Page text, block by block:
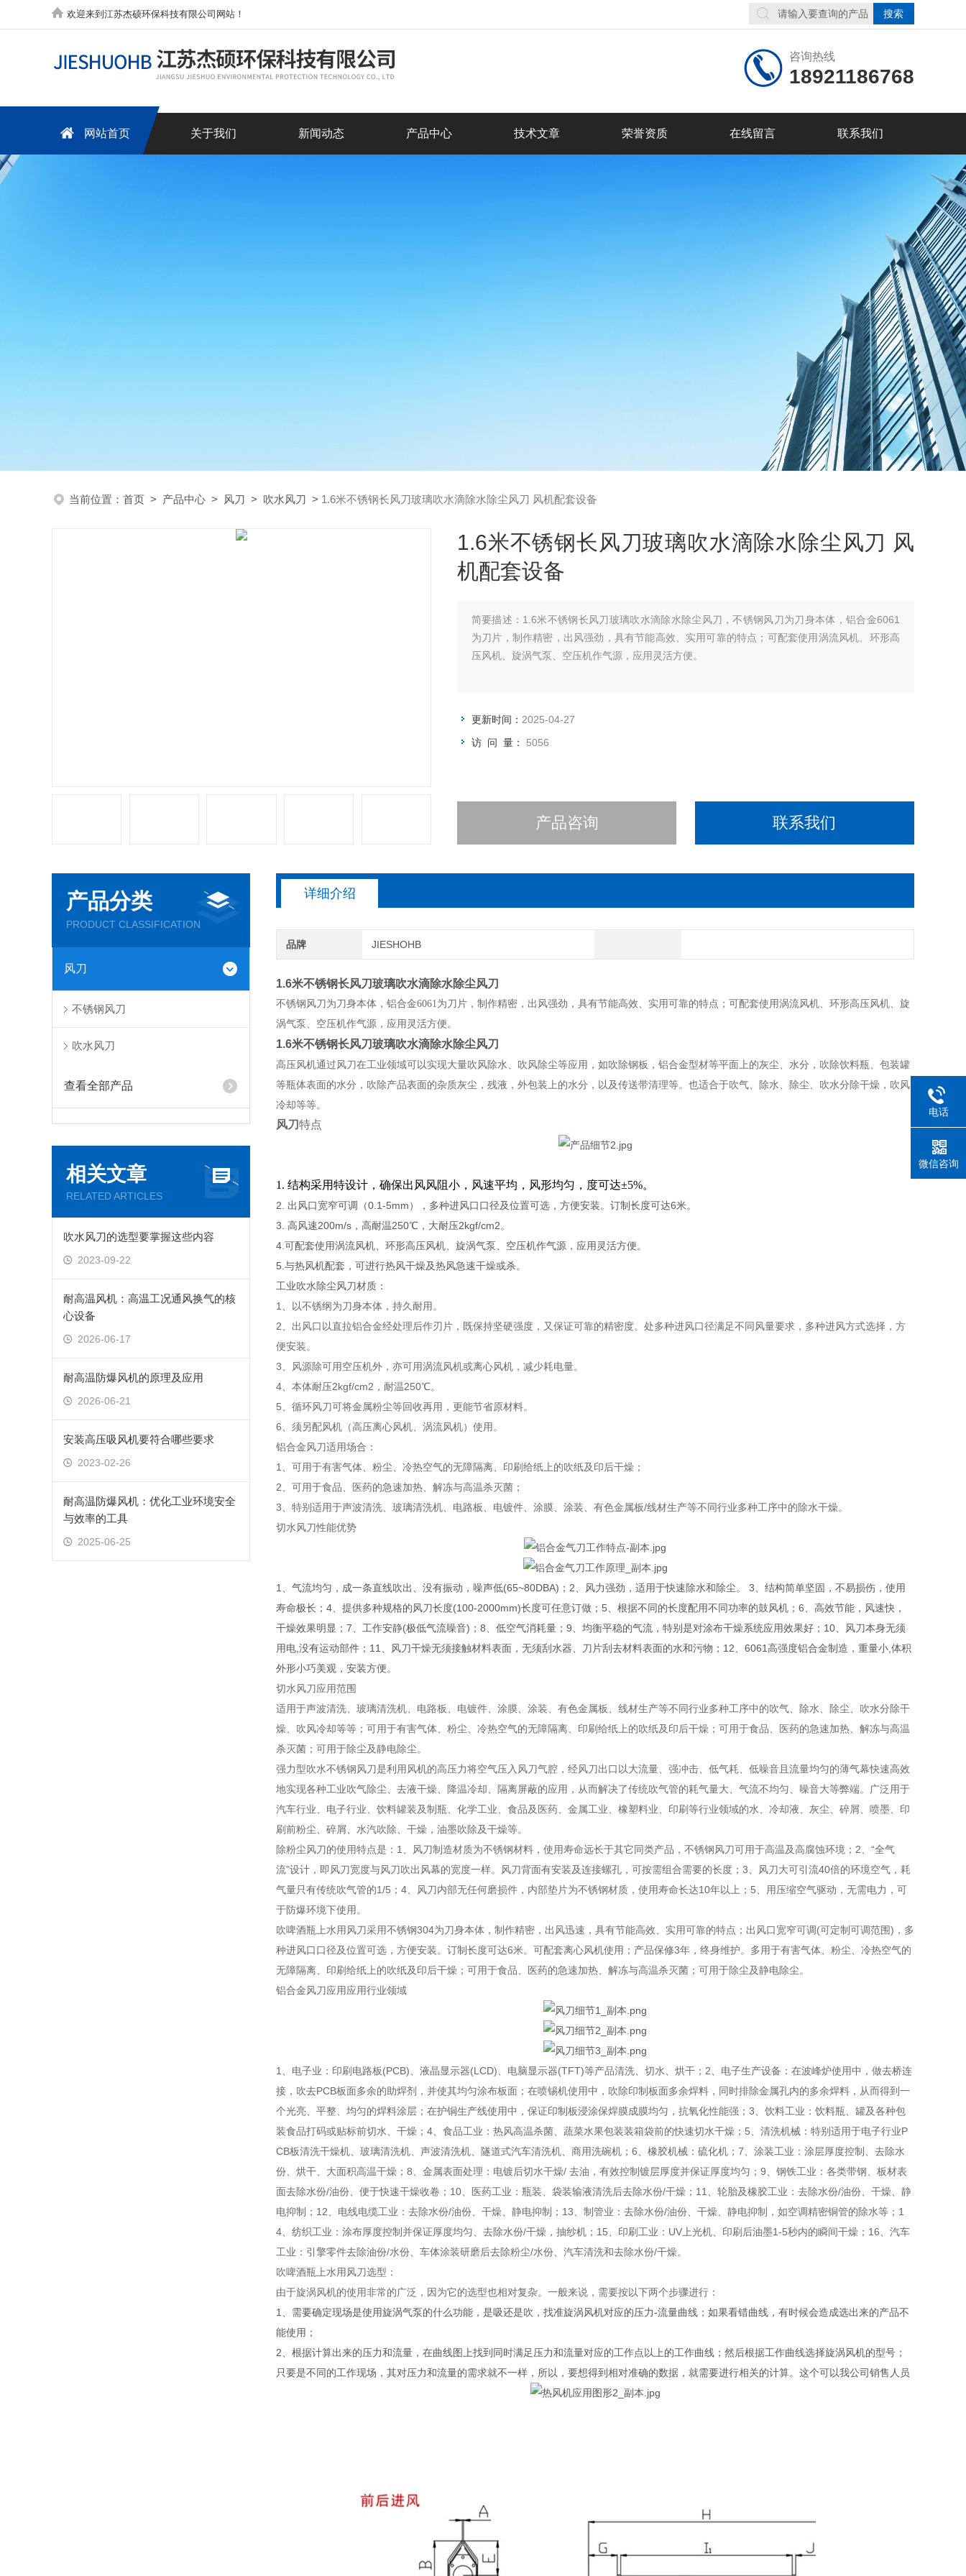
欢迎来到江苏杰硕环保科技有限公司网站！
咨询热线
18921186768
网站首页 关于我们 新闻动态 产品中心 技术文章 荣誉资质 在线留言 联系我们
当前位置： 首页 > 产品中心 > 风刀 > 吹水风刀 > 1.6米不锈钢长风刀玻璃吹水滴除水除尘风刀 风机配套设备
1.6米不锈钢长风刀玻璃吹水滴除水除尘风刀 风
机配套设备
简要描述： 1.6米不锈钢长风刀玻璃吹水滴除水除尘风刀，不锈钢风刀为刀身本体，铝合金6061
为刀片，制作精密，出风强劲，具有节能高效、实用可靠的特点；可配套使用涡流风机、环形高
压风机、旋涡气泵、空压机作气源，应用灵活方便。
更新时间： 2025-04-27
访 问 量： 5056
产品咨询 联系我们
产品分类
PRODUCT CLASSIFICATION
风刀
不锈钢风刀
吹水风刀
查看全部产品
相关文章
RELATED ARTICLES
吹水风刀的选型要掌握这些内容
2023-09-22
耐高温风机：高温工况通风换气的核
心设备
2026-06-17
耐高温防爆风机的原理及应用
2026-06-21
安装高压吸风机要符合哪些要求
2023-02-26
耐高温防爆风机：优化工业环境安全
与效率的工具
2025-06-25
详细介绍
品牌 JIESHOHB
1.6米不锈钢长风刀玻璃吹水滴除水除尘风刀
不锈钢风刀为刀身本体，铝合金6061为刀片，制作精密，出风强劲，具有节能高效、实用可靠的特点；可配套使用涡流风机、环形高压风机、旋
涡气泵、空压机作气源，应用灵活方便。
1.6米不锈钢长风刀玻璃吹水滴除水除尘风刀
高压风机通过风刀在工业领域可以实现大量吹风除水、吹风除尘等应用，如吹除钢板，铝合金型材等平面上的灰尘、水分，吹除饮料瓶、包装罐
等瓶体表面的水分，吹除产品表面的杂质灰尘，残液，外包装上的水分，以及传送带清理等。也适合于吹气、除水、除尘、吹水分除干燥，吹风
冷却等等。
风刀特点
1. 结构采用特设计，确保出风风阻小，风速平均，风形均匀，度可达±5%。
2. 出风口宽窄可调（0.1-5mm），多种进风口口径及位置可选，方便安装。订制长度可达6米。
3. 高风速200m/s，高耐温250℃，大耐压2kgf/cm2。
4.可配套使用涡流风机、环形高压风机、旋涡气泵、空压机作气源，应用灵活方便。
5.与热风机配套，可进行热风干燥及热风急速干燥或杀。
工业吹水除尘风刀材质：
1、以不锈纲为刀身本体，持久耐用。
2、出风口以直拉铝合金经处理后作刃片，既保持坚硬强度，又保证可靠的精密度。处多种进风口径满足不同风量要求，多种进风方式选择，方
便安装。
3、风源除可用空压机外，亦可用涡流风机或离心风机，减少耗电量。
4、本体耐压2kgf/cm2，耐温250℃。
5、循环风刀可将金属粉尘等回收再用，更能节省原材料。
6、须另配风机（高压离心风机、涡流风机）使用。
铝合金风刀适用场合：
1、可用于有害气体、粉尘、冷热空气的无障隔离、印刷给纸上的吹纸及印后干燥；
2、可用于食品、医药的急速加热、解冻与高温杀灭菌；
3、特别适用于声波清洗、玻璃清洗机、电路板、电镀件、涂膜、涂装、有色金属板/线材生产等不同行业多种工序中的除水干燥。
切水风刀性能优势
1、气流均匀，成一条直线吹出、没有振动，噪声低(65~80DBA)；2、风力强劲，适用于快速除水和除尘。 3、结构简单坚固，不易损伤，使用
寿命极长；4、提供多种规格的风刀长度(100-2000mm)长度可任意订做；5、根据不同的长度配用不同功率的鼓风机；6、高效节能，风速快，
干燥效果明显；7、工作安静(极低气流噪音)；8、低空气消耗量；9、均衡平稳的气流，特别是对涂布干燥系统应用效果好；10、风刀本身无须
用电,没有运动部件；11、风刀干燥无须接触材料表面，无须刮水器、刀片刮去材料表面的水和污物；12、6061高强度铝合金制造，重量小,体积
外形小巧美观，安装方便。
切水风刀应用范围
适用于声波清洗、玻璃清洗机、电路板、电镀件、涂膜、涂装、有色金属板、线材生产等不同行业多种工序中的吹气、除水、除尘、吹水分除干
燥、吹风冷却等等；可用于有害气体、粉尘、冷热空气的无障隔离、印刷给纸上的吹纸及印后干燥；可用于食品、医药的急速加热、解冻与高温
杀灭菌；可用于除尘及静电除尘。
强力型吹水不锈钢风刀是利用风机的高压力将空气压入风刀气腔，经风刀出口以大流量、强冲击、低气耗、低噪音且流量均匀的薄气幕快速高效
地实现各种工业吹气除尘、去液干燥、降温冷却、隔离屏蔽的应用，从而解决了传统吹气管的耗气量大、气流不均匀、噪音大等弊端。广泛用于
汽车行业、电子行业、饮料罐装及制瓶、化学工业、食品及医药、金属工业、橡塑料业、印刷等行业领域的水、冷却液、灰尘、碎屑、喷墨、印
刷前粉尘、碎屑、水汽吹除、干燥，油墨吹除及干燥等。
除粉尘风刀的使用特点是：1、风刀制造材质为不锈钢材料，使用寿命远长于其它同类产品，不锈钢风刀可用于高温及高腐蚀环境；2、“全气
流"设计，即风刀宽度与风刀吹出风幕的宽度一样。风刀背面有安装及连接螺孔，可按需组合需要的长度；3、风刀大可引流40倍的环境空气，耗
气量只有传统吹气管的1/5；4、风刀内部无任何磨损件，内部垫片为不锈钢材质，使用寿命长达10年以上；5、用压缩空气驱动，无需电力，可
于防爆环境下使用。
吹啤酒瓶上水用风刀采用不锈钢304为刀身本体，制作精密，出风迅速，具有节能高效、实用可靠的特点；出风口宽窄可调(可定制可调范围)，多
种进风口口径及位置可选，方便安装。订制长度可达6米。可配套离心风机使用；产品保修3年，终身维护。多用于有害气体、粉尘、冷热空气的
无障隔离、印刷给纸上的吹纸及印后干燥；可用于食品、医药的急速加热、解冻与高温杀灭菌；可用于除尘及静电除尘。
铝合金风刀应用应用行业领域
1、电子业：印刷电路板(PCB)、液晶显示器(LCD)、电脑显示器(TFT)等产品清洗、切水、烘干；2、电子生产设备：在波峰炉使用中，做去桥连
接，吹去PCB板面多余的助焊剂，并使其均匀涂布板面；在喷锡机使用中，吹除印制板面多余焊料，同时排除金属孔内的多余焊料，从而得到一
个光亮、平整、均匀的焊料涂层；在护铜生产线使用中，保证印制板浸涂保焊膜成膜均匀，抗氧化性能强；3、饮料工业：饮料瓶、罐及各种包
装食品打码或贴标前切水、干燥；4、食品工业：热风高温杀菌、蔬菜水果包装装箱袋前的快速切水干燥；5、清洗机械：特别适用于电子行业P
CB板清洗干燥机、玻璃清洗机、声波清洗机、隧道式汽车清洗机、商用洗碗机；6、橡胶机械：硫化机；7、涂装工业：涂层厚度控制、去除水
份、烘干、大面积高温干燥；8、金属表面处理：电镀后切水干燥/ 去油，有效控制镀层厚度并保证厚度均匀；9、钢铁工业：各类带钢、板材表
面去除水份/油份、便于快速干燥收卷；10、医药工业：瓶装、袋装输液清洗后去除水份/干燥；11、轮胎及橡胶工业：去除水份/油份、干燥、静
电抑制；12、电线电缆工业：去除水份/油份、干燥、静电抑制；13、制管业：去除水份/油份、干燥、静电抑制，如空调精密铜管的除水等；1
4、纺织工业：涂布厚度控制并保证厚度均匀、去除水份/干燥，抽纱机；15、印刷工业：UV上光机、印刷后油墨1-5秒内的瞬间干燥；16、汽车
工业：引擎零件去除油份/水份、车体涂装研磨后去除粉尘/水份、汽车清洗和去除水份/干燥。
吹啤酒瓶上水用风刀选型：
由于旋涡风机的使用非常的广泛，因为它的选型也相对复杂。一般来说，需要按以下两个步骤进行：
1、需要确定现场是使用旋涡气泵的什么功能，是吸还是吹，找准旋涡风机对应的压力-流量曲线；如果看错曲线，有时候会造成选出来的产品不
能使用；
2、根据计算出来的压力和流量，在曲线图上找到同时满足压力和流量对应的工作点以上的工作曲线；然后根据工作曲线选择旋涡风机的型号；
只要是不同的工作现场，其对压力和流量的需求就不一样，所以，要想得到相对准确的数据，就需要进行相关的计算。这个可以我公司销售人员
电话
微信咨询